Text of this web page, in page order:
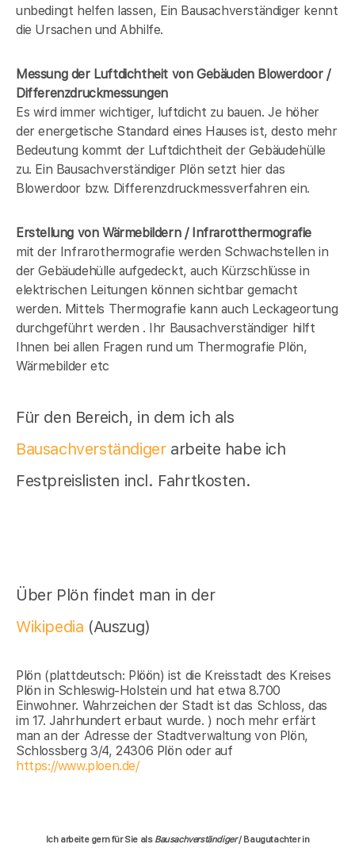
unbedingt helfen lassen, Ein Bausachverständiger kennt
die Ursachen und Abhilfe.
Messung der Luftdichtheit von Gebäuden Blowerdoor /
Differenzdruckmessungen
Es wird immer wichtiger, luftdicht zu bauen. Je höher
der energetische Standard eines Hauses ist, desto mehr
Bedeutung kommt der Luftdichtheit der Gebäudehülle
zu. Ein Bausachverständiger Plön setzt hier das
Blowerdoor bzw. Differenzdruckmessverfahren ein.
Erstellung von Wärmebildern / Infrarotthermografie
mit der Infrarothermografie werden Schwachstellen in
der Gebäudehülle aufgedeckt, auch Kürzschlüsse in
elektrischen Leitungen können sichtbar gemacht
werden. Mittels Thermografie kann auch Leckageortung
durchgeführt werden . Ihr Bausachverständiger hilft
Ihnen bei allen Fragen rund um Thermografie Plön,
Wärmebilder etc
Für den Bereich, in dem ich als
Bausachverständigerarbeite habe ich
Festpreislisten incl. Fahrtkosten.
Über Plön findet man in der
Wikipedia (Auszug)
Plön (plattdeutsch: Plöön) ist die Kreisstadt des Kreises
Plön in Schleswig-Holstein und hat etwa 8.700
Einwohner. Wahrzeichen der Stadt ist das Schloss, das
im 17. Jahrhundert erbaut wurde. ) noch mehr erfärt
man an der Adresse der Stadtverwaltung von Plön,
Schlossberg 3/4, 24306 Plön oder auf
https://www.ploen.de/
Ich arbeite gern für Sie als Bausachverständiger/ Baugutachter in